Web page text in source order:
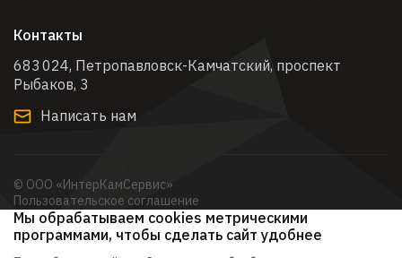
Контакты
683 024, Петропавловск-Камчатский, проспект
Рыбаков, 3​
Написать нам
© ООО «ИнтерКамСервис»
Пользовательское соглашение
Политика обработки персональных данных
Согласие на обработку персональных данных с помощью
Мы обрабатываем cookies метрическими
программами, чтобы сделать сайт удобнее